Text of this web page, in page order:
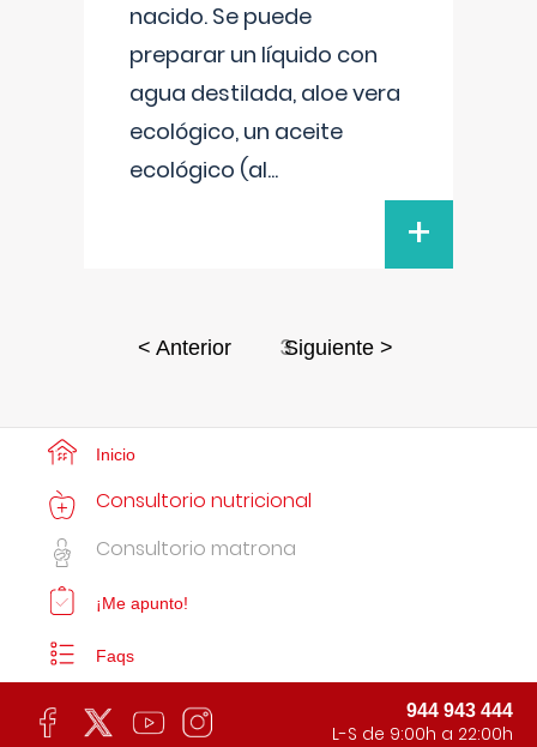
nacido. Se puede
preparar un líquido con
agua destilada, aloe vera
ecológico, un aceite
ecológico (al...
+
< Anterior 3Siguiente >
Inicio
Consultorio nutricional
Consultorio matrona
¡Me apunto!
Faqs
944 943 444
L-S de 9:00h a 22:00h